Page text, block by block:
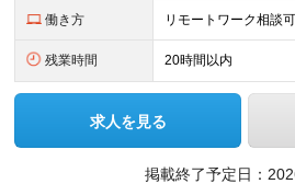
働き方 リモートワーク相談
残業時間 20時間以内
求人を見る
掲載終了予定日：